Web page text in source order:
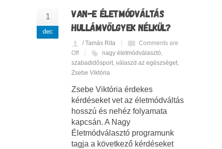
1
dec
VAN-E ÉLETMÓDVÁLTÁS
HULLÁMVÖLGYEK NÉLKÜL?
/ Tamás Rita
Comments are
Off
nagy életmódválasztó,
szabadidősport, válaszd az egészséget,
Zsebe Viktória
Zsebe Viktória érdekes
kérdéseket vet az életmódváltás
hosszú és nehéz folyamata
kapcsán. A Nagy
Életmódválasztó programunk
tagja a következő kérdéseket